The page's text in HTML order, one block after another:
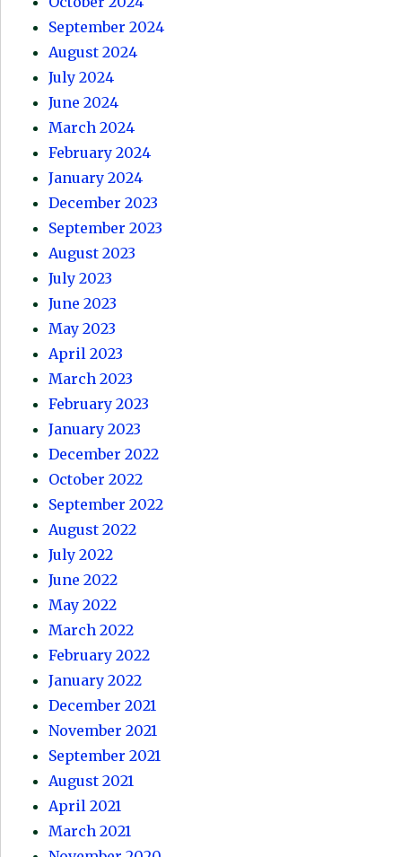
September 2024
August 2024
July 2024
June 2024
March 2024
February 2024
January 2024
December 2023
September 2023
August 2023
July 2023
June 2023
May 2023
April 2023
March 2023
February 2023
January 2023
December 2022
October 2022
September 2022
August 2022
July 2022
June 2022
May 2022
March 2022
February 2022
January 2022
December 2021
November 2021
September 2021
August 2021
April 2021
March 2021